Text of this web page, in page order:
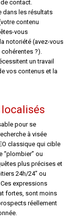
contact.
dans les résultats
contenu
vous
notoriété (avez-vous
?).
un travail
vos contenus et la
pour se
à visée
classique qui cible
“plombier” ou
plus précises et
24h/24” ou
expressions
fortes, sont moins
réellement